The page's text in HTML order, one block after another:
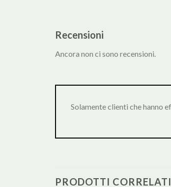
Recensioni
Ancora non ci sono recensioni.
Solamente clienti che hanno
PRODOTTI CORRELATI